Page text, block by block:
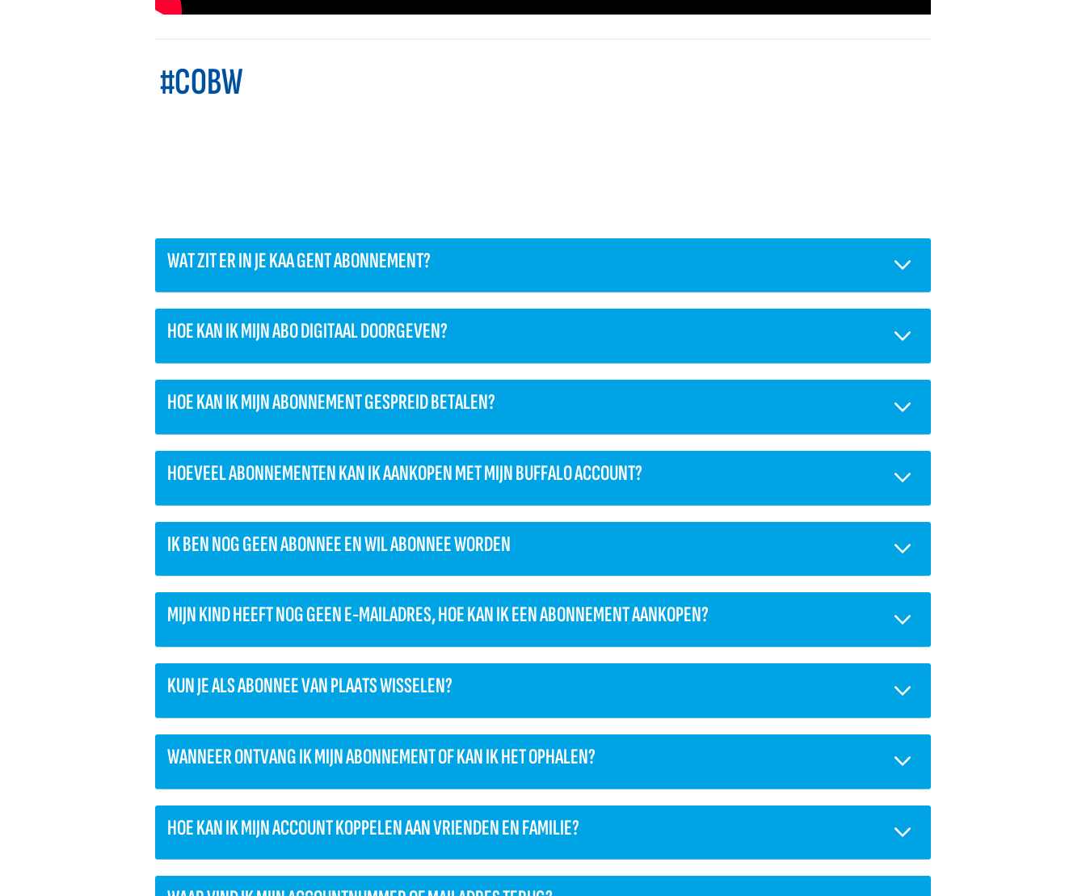
#COBW
WAT ZIT ER IN JE KAA GENT ABONNEMENT?
HOE KAN IK MIJN ABO DIGITAAL DOORGEVEN?
HOE KAN IK MIJN ABONNEMENT GESPREID BETALEN?
HOEVEEL ABONNEMENTEN KAN IK AANKOPEN MET MIJN BUFFALO ACCOUNT?
IK BEN NOG GEEN ABONNEE EN WIL ABONNEE WORDEN
MIJN KIND HEEFT NOG GEEN E-MAILADRES, HOE KAN IK EEN ABONNEMENT AANKOPEN?
KUN JE ALS ABONNEE VAN PLAATS WISSELEN?
WANNEER ONTVANG IK MIJN ABONNEMENT OF KAN IK HET OPHALEN?
HOE KAN IK MIJN ACCOUNT KOPPELEN AAN VRIENDEN EN FAMILIE?